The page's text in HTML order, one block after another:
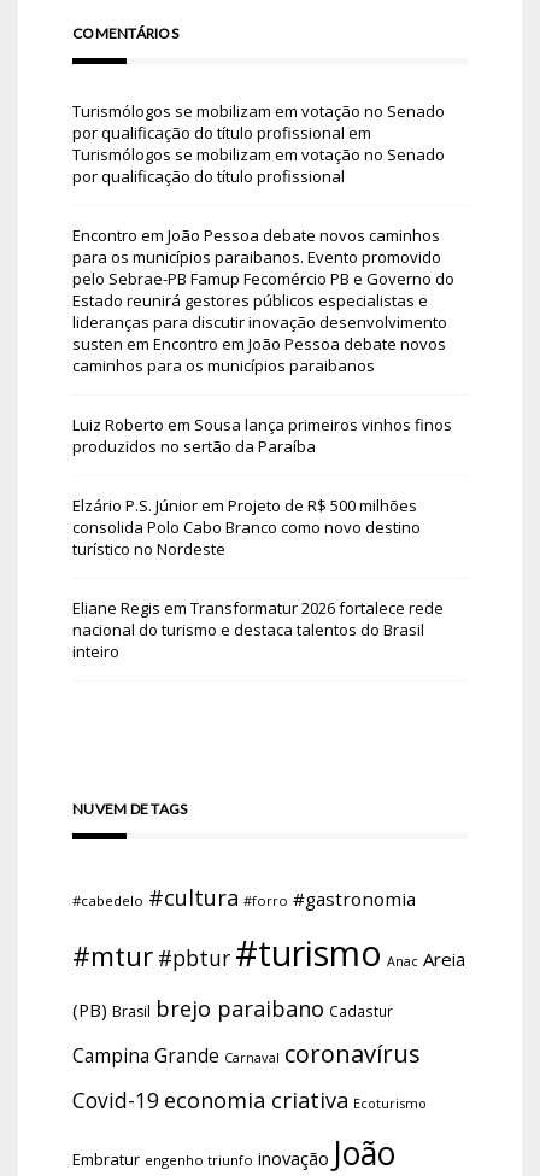
COMENTÁRIOS
Turismólogos se mobilizam em votação no Senado
por qualificação do título profissional em
Turismólogos se mobilizam em votação no Senado
por qualificação do título profissional
Encontro em João Pessoa debate novos caminhos
para os municípios paraibanos. Evento promovido
pelo Sebrae-PB Famup Fecomércio PB e Governo do
Estado reunirá gestores públicos especialistas e
lideranças para discutir inovação desenvolvimento
susten em Encontro em João Pessoa debate novos
caminhos para os municípios paraibanos
Luiz Roberto em Sousa lança primeiros vinhos finos
produzidos no sertão da Paraíba
Elzário P.S. Júniorem Projeto de R$ 500 milhões
consolida Polo Cabo Branco como novo destino
turístico no Nordeste
Eliane Regis em Transformatur 2026 fortalece rede
nacional do turismo e destaca talentos do Brasil
inteiro
NUVEM DE TAGS
#cabedelo #cultura #forro #gastronomia
#mtur #pbtur #turismo Anac Areia
(PB) Brasil brejo paraibano Cadastur
Campina Grande Carnaval coronavírus
Covid-19 economia criativa Ecoturismo
Embratur engenho triunfo inovação João